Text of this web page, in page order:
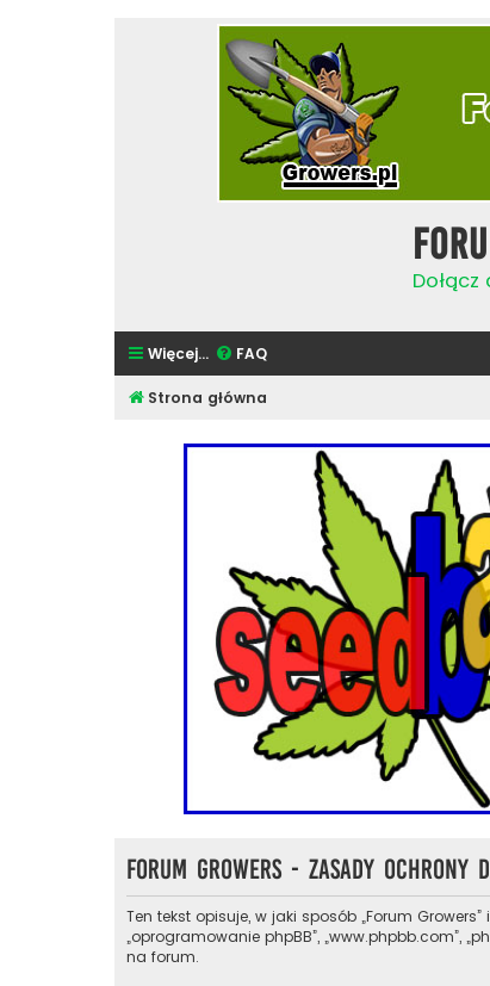
Więcej… FAQ
Strona główna
Forum Growers - Zasady ochrony
Ten tekst opisuje, w jaki sposób „Forum Growers”
„oprogramowanie phpBB”, „www.phpbb.com”,
na forum.